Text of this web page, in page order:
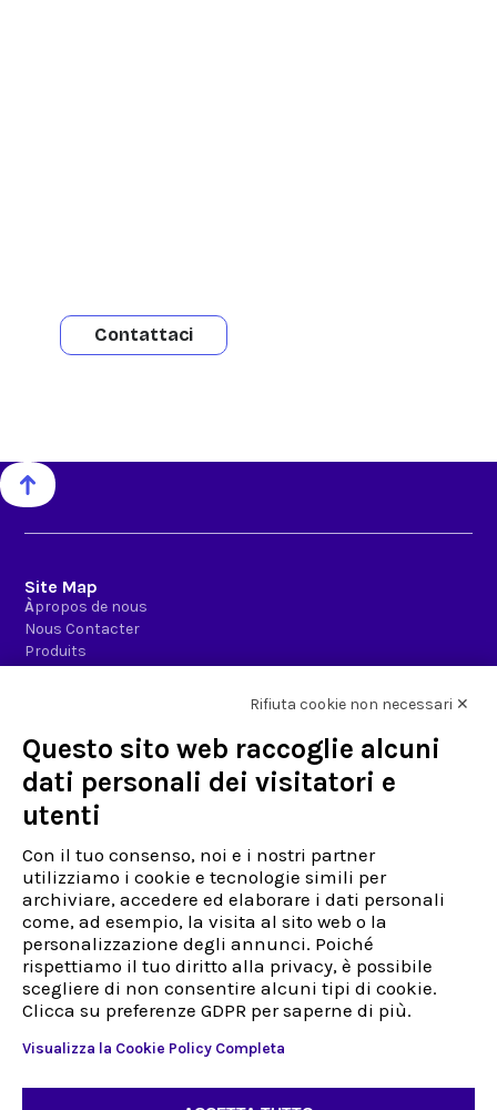
Contattaci
Site Map
Àpropos de nous
Nous Contacter
Produits
Politique de confidentialité et d'information
Politiques de qualité
Code d'éthique
Facturation électronique
Assistance
Déjà client
Nouveau client
Address
Via Sestriere 3, 10060
Candiolo (TO)
Italy
Télécopie :+39 0113972132
Rifiuta cookie non necessari ✕
Questo sito web raccoglie alcuni
dati personali dei visitatori e
utenti
Con il tuo consenso, noi e i nostri partner
utilizziamo i cookie e tecnologie simili per
archiviare, accedere ed elaborare i dati personali
come, ad esempio, la visita al sito web o la
personalizzazione degli annunci. Poiché
rispettiamo il tuo diritto alla privacy, è possibile
scegliere di non consentire alcuni tipi di cookie.
Clicca su preferenze GDPR per saperne di più.
Visualizza la Cookie Policy Completa